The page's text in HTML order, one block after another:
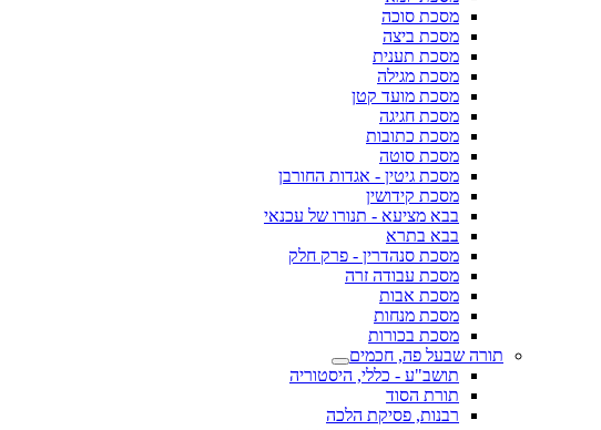
מסכת סוכה
מסכת ביצה
מסכת תענית
מסכת מגילה
מסכת מועד קטן
מסכת חגיגה
מסכת כתובות
מסכת סוטה
מסכת גיטין - אגדות החורבן
מסכת קידושין
בבא מציעא - תנורו של עכנאי
בבא בתרא
מסכת סנהדרין - פרק חלק
מסכת עבודה זרה
מסכת אבות
מסכת מנחות
מסכת בכורות
תורה שבעל פה, חכמים
תושב"ע - כללי, היסטוריה
תורת הסוד
רבנות, פסיקת הלכה